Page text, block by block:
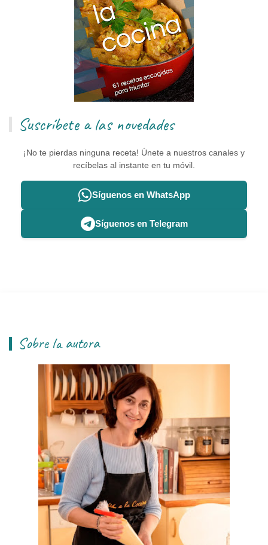
Suscríbete a las novedades
¡No te pierdas ninguna receta! Únete a nuestros canales y
recíbelas al instante en tu móvil.
Síguenos en WhatsApp
Síguenos en Telegram
Sobre la autora